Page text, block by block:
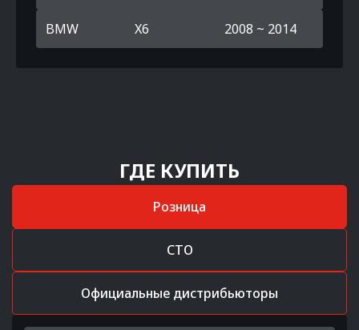
BMW X6 2008 ~ 2014
ГДЕ КУПИТЬ
Розница
СТО
Официальные дистрибьюторы